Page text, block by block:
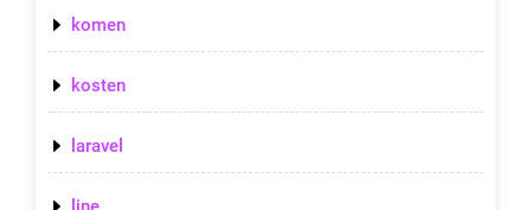
komen
kosten
laravel